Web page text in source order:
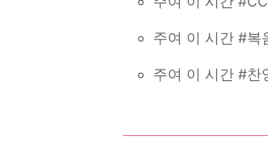
주여 이 시간 #복
주여 이 시간 #찬